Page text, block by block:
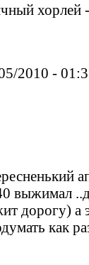
хорлей
2010 -
выжимал
дорогу) а
как